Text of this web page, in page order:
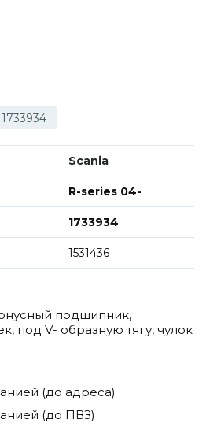
Scania
R-series 04-
1733934
1531436
подшипник,
под V- образную тягу, чулок
(до адреса)
(до ПВЗ)